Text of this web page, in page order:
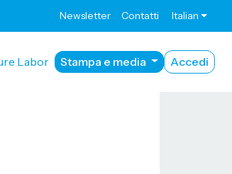
Newsletter Contatti Italian
Labor Stampa e media Accedi